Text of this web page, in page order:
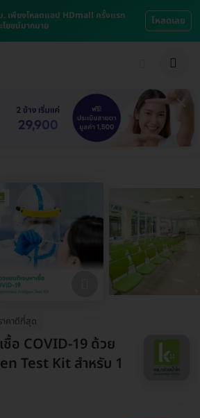
. เพียงโหลดแอป HDmall ครั้งแรก
ยชน์มากมาย
โหลดเลย
คาดีที่สุด
ชื้อ COVID-19 ด้วย
Test Kit สำหรับ 1